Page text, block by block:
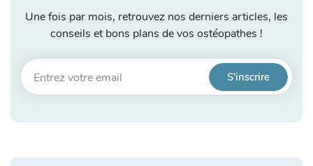
Une fois par mois, retrouvez nos derniers articles, les
conseils et bons plans de vos ostéopathes !